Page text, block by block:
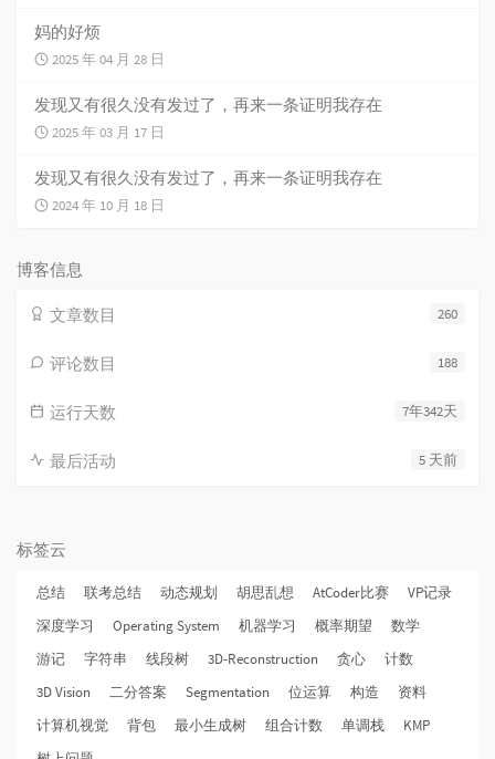
妈的好烦
2025 年 04 月 28 日
发现又有很久没有发过了，再来一条证明我存在
2025 年 03 月 17 日
发现又有很久没有发过了，再来一条证明我存在
2024 年 10 月 18 日
博客信息
260
文章数目
188
评论数目
7年342天
运行天数
5 天前
最后活动
标签云
总结 联考总结 动态规划 胡思乱想 AtCoder比赛
VP记录
深度学习
Operating System 机器学习 概率期望
数学
游记
字符串 线段树 3D-Reconstruction 贪心
计数
3D Vision
二分答案 Segmentation 位运算 构造
资料
计算机视觉
背包 最小生成树 组合计数 单调栈
KMP